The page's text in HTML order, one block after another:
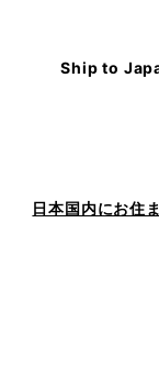
Ship to
日本国内にお住